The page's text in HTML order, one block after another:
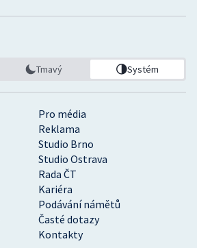
Pro média
Reklama
Studio Brno
Studio Ostrava
Rada ČT
Kariéra
Podávání námětů
Časté dotazy
Kontakty
Tmavý Systém